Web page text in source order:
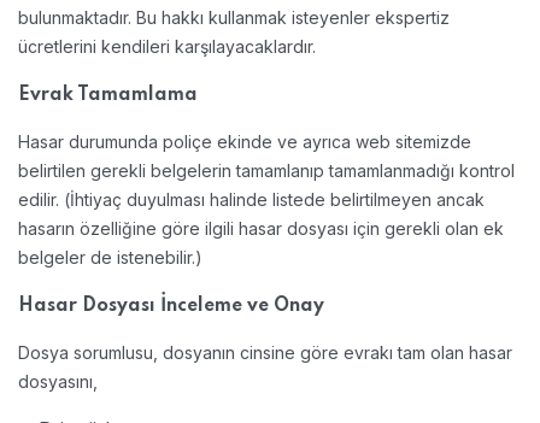
bulunmaktadır. Bu hakkı kullanmak isteyenler ekspertiz
ücretlerini kendileri karşılayacaklardır.
Evrak Tamamlama
Hasar durumunda poliçe ekinde ve ayrıca web sitemizde
belirtilen gerekli belgelerin tamamlanıp tamamlanmadığı kontrol
edilir. (İhtiyaç duyulması halinde listede belirtilmeyen ancak
hasarın özelliğine göre ilgili hasar dosyası için gerekli olan ek
belgeler de istenebilir.)
Hasar Dosyası İnceleme ve Onay
Dosya sorumlusu, dosyanın cinsine göre evrakı tam olan hasar
dosyasını,